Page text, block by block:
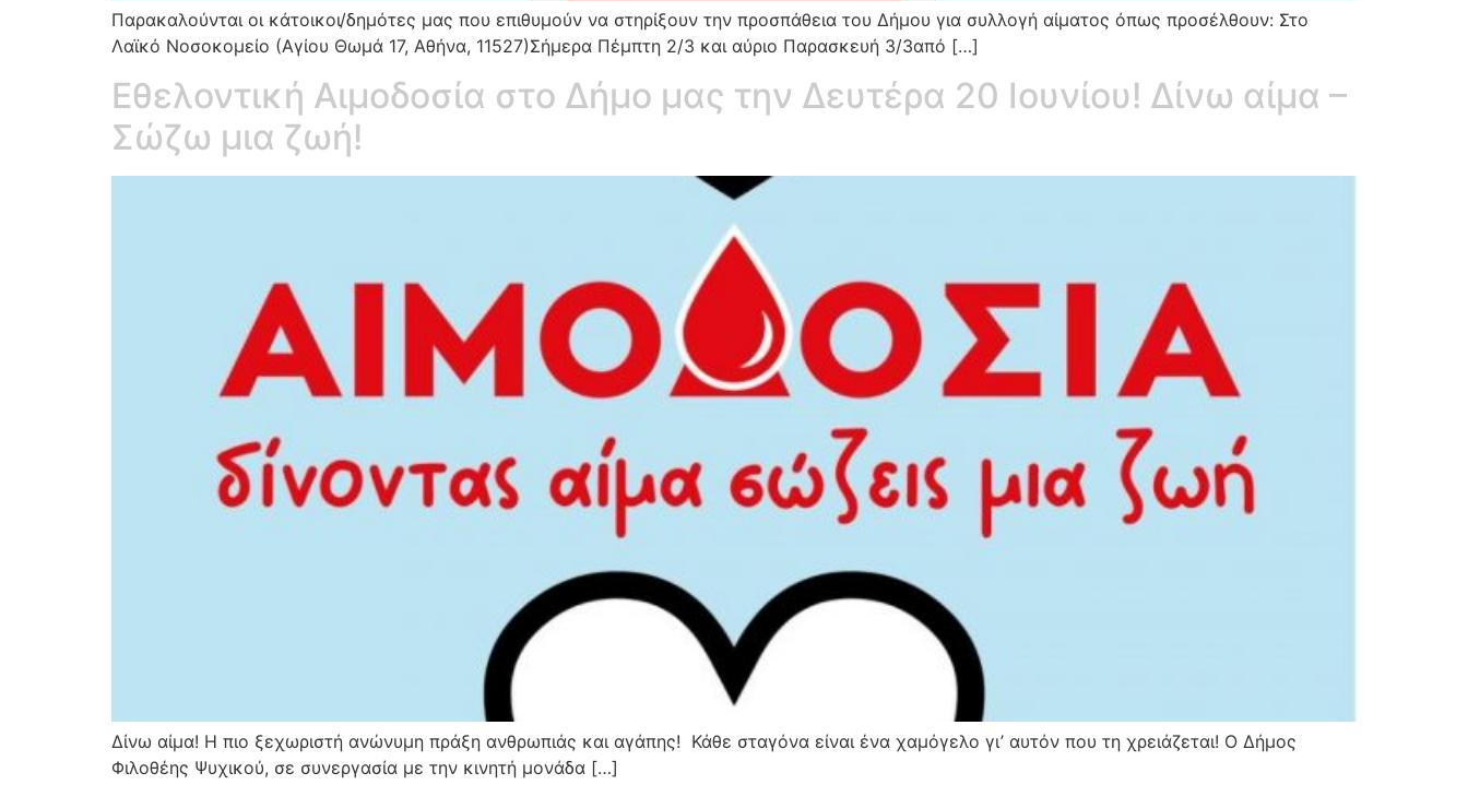
Παρακαλούνται οι κάτοικοι/δημότες μας που επιθυμούν να στηρίξουν την προσπάθεια του Δήμου για συλλογή αίματος όπως προσέλθουν: Στο
Λαϊκό Νοσοκομείο (Αγίου Θωμά 17, Αθήνα, 11527)Σήμερα Πέμπτη 2/3 και αύριο Παρασκευή 3/3από […]
Εθελοντική Αιμοδοσία στο Δήμο μας την Δευτέρα 20 Ιουνίου! Δίνω αίμα –
Σώζω μια ζωή!
Δίνω αίμα! Η πιο ξεχωριστή ανώνυμη πράξη ανθρωπιάς και αγάπης! Κάθε σταγόνα είναι ένα χαμόγελο γι’ αυτόν που τη χρειάζεται! Ο Δήμος
Φιλοθέης Ψυχικού, σε συνεργασία με την κινητή μονάδα […]